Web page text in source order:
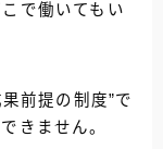
で働いてもい
前提の制度”で
きません。